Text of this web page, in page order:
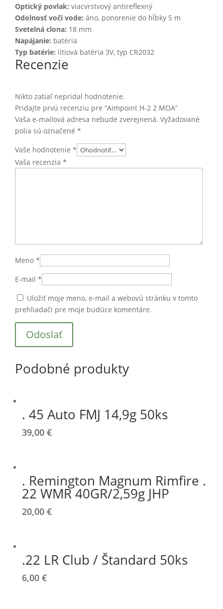
Optický povlak: viacvrstvový antireflexný
Odolnosť voči vode: áno, ponorenie do hĺbky 5 m
Svetelná clona: 18 mm
Napájanie: batéria
Typ batérie: lítiová batéria 3V, typ CR2032
Recenzie
Nikto zatiaľ nepridal hodnotenie.
Pridajte prvú recenziu pre “Aimpoint H-2 2 MOA”
Vaša e-mailová adresa nebude zverejnená. Vyžadované
polia sú označené *
Vaše hodnotenie *
Vaša recenzia *
Meno *
E-mail *
Uložiť moje meno, e-mail a webovú stránku v tomto
prehliadači pre moje budúce komentáre.
Podobné produkty
. 45 Auto FMJ 14,9g 50ks
39,00 €
. Remington Magnum Rimfire .
22 WMR 40GR/2,59g JHP
20,00 €
.22 LR Club / Štandard 50ks
6,00 €